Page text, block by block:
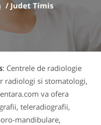
/ Judet Timis
: Centrele de radiologie
radiologi si stomatologi,
va ofera
teleradiografii,
mandibulare,